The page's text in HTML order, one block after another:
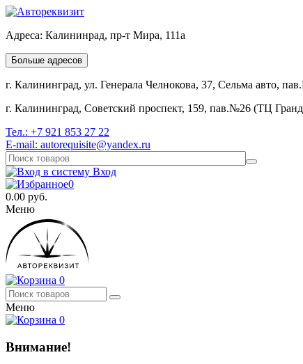
Адреса: Калининрад, пр-т Мира, 111а
Больше адресов
г. Калининград, ул. Генерала Челнокова, 37, Сельма авто,
г. Калининград, Советский проспект, 159, пав.№26 (ТЦ
Тел.: +7 921 853 27 22
E-mail: autorequisite@yandex.ru
Вход
0
0.00 руб.
Меню
0
Меню
0
Внимание!